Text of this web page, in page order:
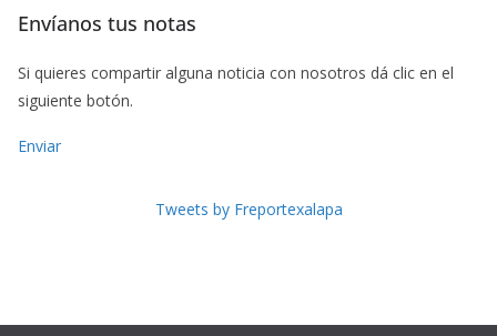
Envíanos tus notas
Si quieres compartir alguna noticia con nosotros dá clic en el
siguiente botón.
Enviar
Tweets by Freportexalapa